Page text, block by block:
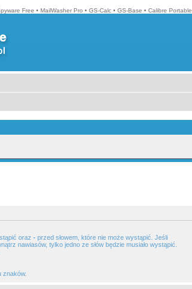
Free • MailWasher Pro • GS-Calc • GS-Base • Calibre Portable
oraz - przed słowem, które nie może wystąpić. Jeśli
nawiasów, tylko jedno ze słów będzie musiało wystąpić.
znaków.